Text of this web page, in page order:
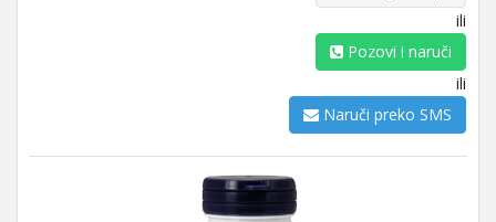
ili
Pozovi i naruči
ili
Naruči preko SMS